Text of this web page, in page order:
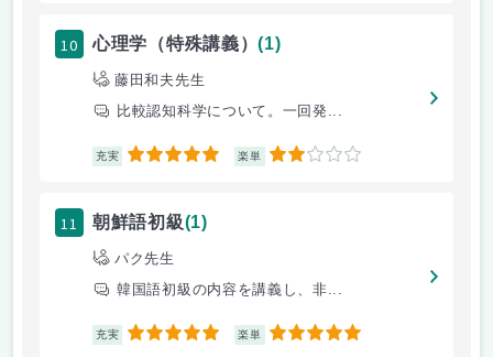
10 心理学（特殊講義）(1)
藤田和夫先生
比較認知科学について。一回発...
充実 5 楽単 2
11 朝鮮語初級(1)
パク先生
韓国語初級の内容を講義し、非...
充実 5 楽単 5